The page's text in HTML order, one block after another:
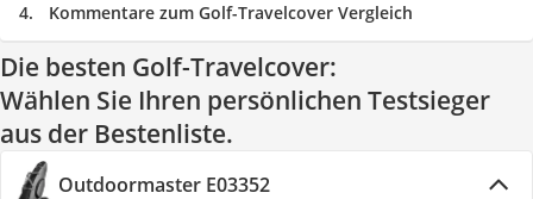
Kommentare zum Golf-Travelcover Vergleich
Die besten Golf-Travelcover:
Wählen Sie Ihren persönlichen Testsieger
aus der Bestenliste.
Outdoormaster E03352